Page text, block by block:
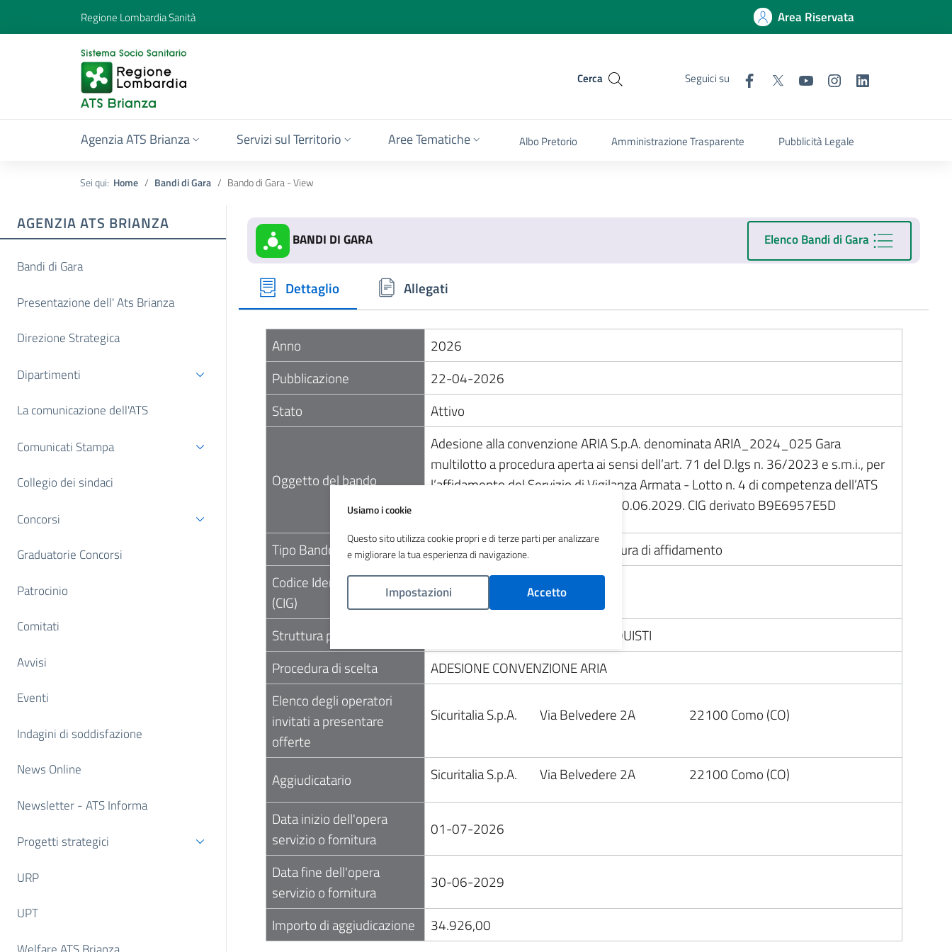
Regione Lombardia Sanità Area Riservata
Cerca Seguici su
Agenzia ATS Brianza Servizi sul Territorio Aree Tematiche Albo Pretorio Amministrazione Trasparente Pubblicità Legale
Sei qui: Home Bandi di Gara Bando di Gara - View
AGENZIA ATS BRIANZA
Bandi di Gara
Presentazione dell' Ats Brianza
Direzione Strategica
Dipartimenti
La comunicazione dell'ATS
Comunicati Stampa
Collegio dei sindaci
Concorsi
Graduatorie Concorsi
Patrocinio
Comitati
Avvisi
Eventi
Indagini di soddisfazione
News Online
Newsletter - ATS Informa
Progetti strategici
URP
UPT
BANDI DI GARA Elenco Bandi di Gara
Dettaglio Allegati
Anno
2026
Pubblicazione
22-04-2026
Stato
Attivo
Oggetto del bando
Adesione alla convenzione ARIA S.p.A. denominata ARIA_2024_025 Gara
multilotto a procedura aperta ai sensi dell’art. 71 del D.lgs n. 36/2023 e s.m.i., per
l’affidamento del Servizio di Vigilanza Armata - Lotto n. 4 di competenza dell’ATS
Brianza – periodo 01.07.2026 – 30.06.2029. CIG derivato B9E6957E5D
Tipo Bando
09 Avviso sui risultati della procedura di affidamento
Codice Identificativo Gara
(CIG)
B9E6957E5D
Struttura proponente
SC TECNICO PATRIMONIALE E ACQUISTI
Procedura di scelta
ADESIONE CONVENZIONE ARIA
Elenco degli operatori
invitati a presentare
offerte
Sicuritalia S.p.A. Via Belvedere 2A 22100 Como (CO)
Aggiudicatario Sicuritalia S.p.A. Via Belvedere 2A 22100 Como (CO)
Data inizio dell'opera
servizio o fornitura
01-07-2026
Data fine dell'opera
servizio o fornitura
30-06-2029
Importo di aggiudicazione 34.926,00
Usiamo i cookie
Questo sito utilizza cookie propri e di terze parti per analizzare
e migliorare la tua esperienza di navigazione.
Impostazioni Accetto